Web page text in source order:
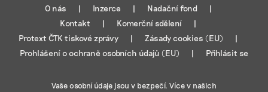
O nás Inzerce
Nadační fond
Kontakt
Komerční sdělení
Protext ČTK tiskové zprávy
Zásady cookies (EU)
Prohlášení o ochraně osobních údajů (EU)
Přihlásit se
Vaše osobní údaje jsou v bezpečí. Více v našich